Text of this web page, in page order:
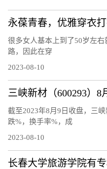
永葆青春，优雅穿衣
很多女人基本上到了50岁左
路，因此在穿
2023-08-10
截至2023年8月9日收盘，三
跌%，换手率%，成
2023-08-10
长春大学旅游学院有